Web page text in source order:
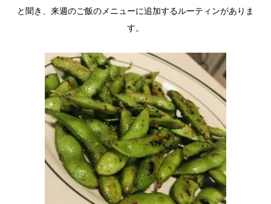
と聞き、来週のご飯のメニューに追加するルーティンがありま
す。